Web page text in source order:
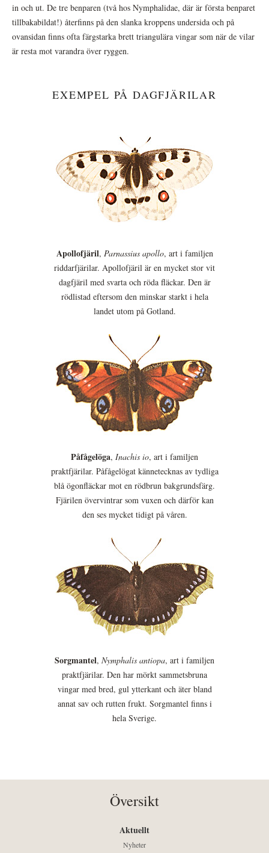
in och ut. De tre benparen (två hos Nymphalidae, där är första benparet
tillbakabildat!) återfinns på den slanka kroppens undersida och på
ovansidan finns ofta färgstarka brett triangulära vingar som när de vilar
är resta mot varandra över ryggen.
EXEMPEL PÅ DAGFJÄRILAR
Apollofjäril, Parnassius apollo, art i familjen
riddarfjärilar. Apollofjäril är en mycket stor vit
dagfjäril med svarta och röda fläckar. Den är
rödlistad eftersom den minskar starkt i hela
landet utom på Gotland.
Påfågelöga, Inachis io, art i familjen
praktfjärilar. Påfågelögat kännetecknas av tydliga
blå ögonfläckar mot en rödbrun bakgrundsfärg.
Fjärilen övervintrar som vuxen och därför kan
den ses mycket tidigt på våren.
Sorgmantel, Nymphalis antiopa, art i familjen
praktfjärilar. Den har mörkt sammetsbruna
vingar med bred, gul ytterkant och äter bland
annat sav och rutten frukt. Sorgmantel finns i
hela Sverige.
Översikt
Aktuellt
Nyheter